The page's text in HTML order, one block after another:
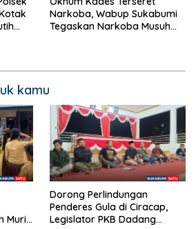
Narkoba, Wabup Sukabumi
Tegaskan Narkoba Musuh
kamu
Murid
Dorong Perlindungan
Penderes Gula di Ciracap,
Legislator PKB Dadang